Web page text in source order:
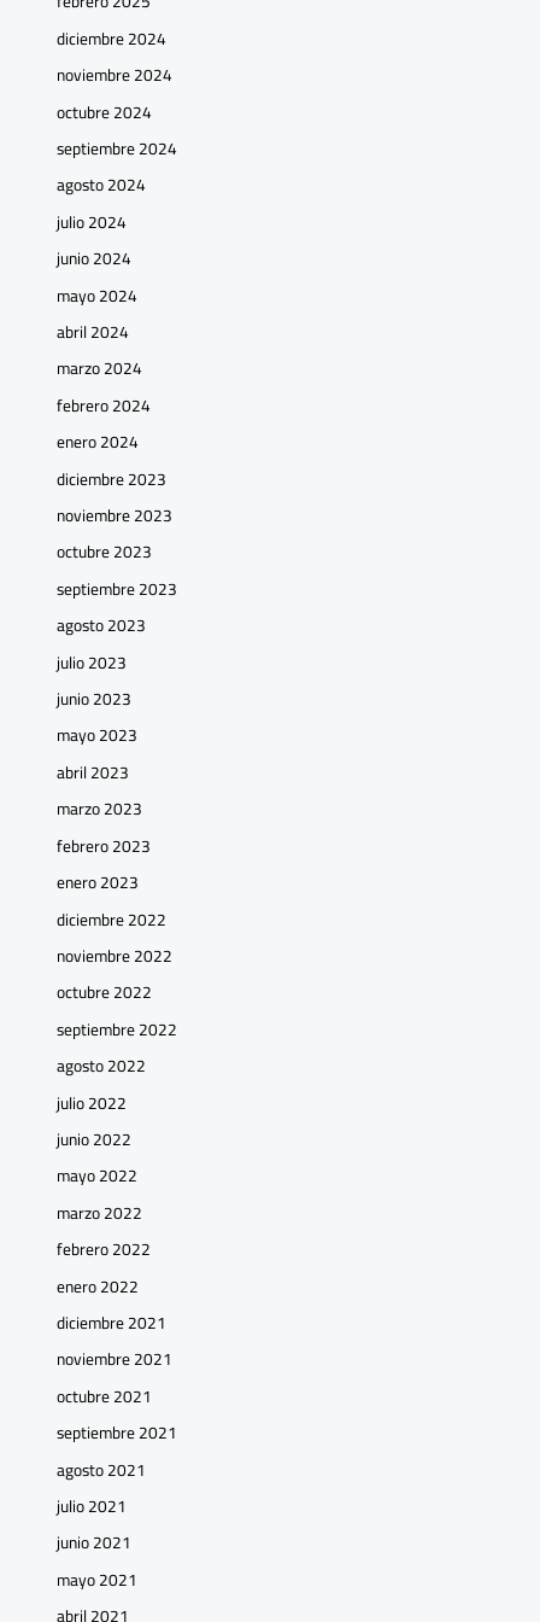
diciembre 2024
noviembre 2024
octubre 2024
septiembre 2024
agosto 2024
julio 2024
junio 2024
mayo 2024
abril 2024
marzo 2024
febrero 2024
enero 2024
diciembre 2023
noviembre 2023
octubre 2023
septiembre 2023
agosto 2023
julio 2023
junio 2023
mayo 2023
abril 2023
marzo 2023
febrero 2023
enero 2023
diciembre 2022
noviembre 2022
octubre 2022
septiembre 2022
agosto 2022
julio 2022
junio 2022
mayo 2022
marzo 2022
febrero 2022
enero 2022
diciembre 2021
noviembre 2021
octubre 2021
septiembre 2021
agosto 2021
julio 2021
junio 2021
mayo 2021